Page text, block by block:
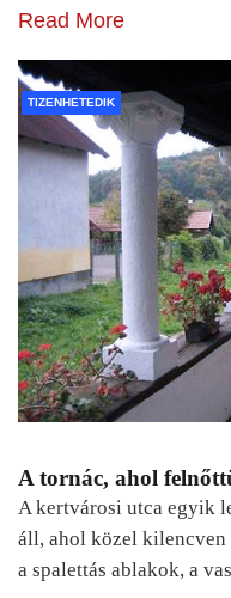
Read More
TIZENHETEDIK
A tornác, ahol
A kertvárosi utca egyik
áll, ahol közel
a spalettás ablakok, a